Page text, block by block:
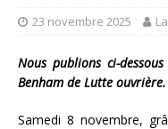
23 novembre 2025
Nous publions ci-
Benham de Lutte ouvrière.
Samedi 8 novembre,